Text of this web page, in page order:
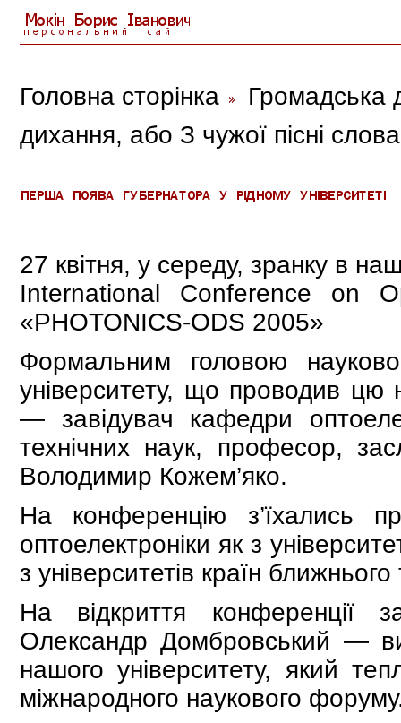
Головна сторінка
Громадська
дихання, або З чужої пісні
27 квітня, у середу, зранку в
International Conference on
«PHOTONICS-ODS 2005»
Формальним головою
університету, що проводив
— завідувач кафедри
технічних наук, професор,
Володимир Кожем’яко.
На конференцію з’їхались
оптоелектроніки як з
з університетів країн
На відкриття конференції
Олександр Домбровський —
нашого університету, який
міжнародного наукового